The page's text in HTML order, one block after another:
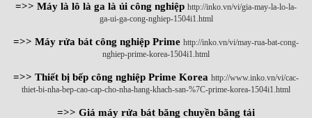
=>> Máy là lô là ga là ủi công nghiệp http://inko.vn/vi/gia-may-la-lo-la-
ga-ui-ga-cong-nghiep-1504i1.html
=>> Máy rửa bát công nghiệp Prime http://inko.vn/vi/may-rua-bat-cong-
nghiep-prime-korea-1504i1.html
=>> Thiết bị bếp công nghiệp Prime Korea http://www.inko.vn/vi/cac-
thiet-bi-nha-bep-cao-cap-cho-nha-hang-khach-san-%7C-prime-korea-1504i1.html
=>> Giá máy rửa bát băng chuyền băng tải